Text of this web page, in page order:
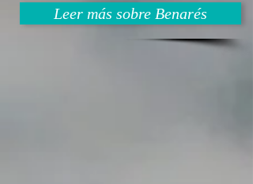
Leer más sobre Benarés